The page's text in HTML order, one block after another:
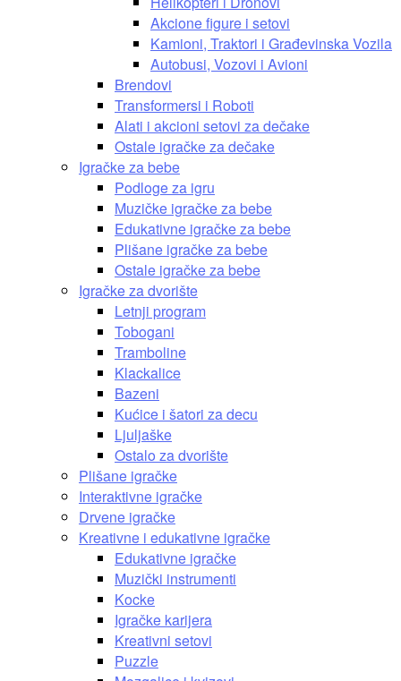
Akcione figure i setovi
Kamioni, Traktori i Građevinska Vozila
Autobusi, Vozovi i Avioni
Brendovi
Transformersi i Roboti
Alati i akcioni setovi za dečake
Ostale igračke za dečake
Igračke za bebe
Podloge za igru
Muzičke igračke za bebe
Edukativne igračke za bebe
Plišane igračke za bebe
Ostale igračke za bebe
Igračke za dvorište
Letnji program
Tobogani
Tramboline
Klackalice
Bazeni
Kućice i šatori za decu
Ljuljaške
Ostalo za dvorište
Plišane igračke
Interaktivne igračke
Drvene igračke
Kreativne i edukativne igračke
Edukativne igračke
Muzički instrumenti
Kocke
Igračke karijera
Kreativni setovi
Puzzle